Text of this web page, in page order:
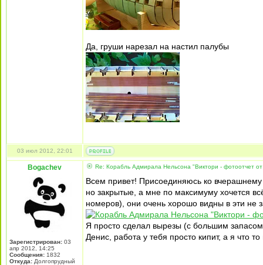
Да, груши нарезал на настил палубы
03 июл 2012, 22:01
Bogachev
Зарегистрирован: 03
апр 2012, 14:25
Сообщения: 1832
Откуда: Долгопрудный
Re: Корабль Адмирала Нельсона "Виктори - фотоотчет от
Всем привет! Присоединяюсь ко
но закрытые, а мне по максимуму хочется
номеров), они очень хорошо видны в эти не
Я просто сделал вырезы (с большим
Денис, работа у тебя просто кипит, а я что